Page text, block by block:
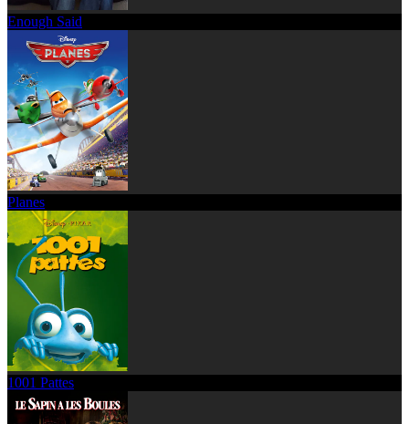
Enough Said
Planes
1001 Pattes